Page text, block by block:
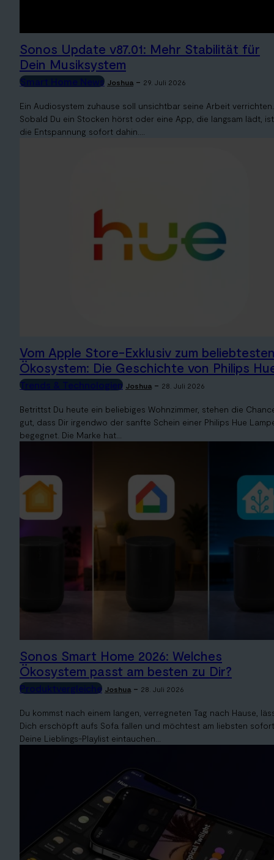
Sonos Update v87.01: Mehr Stabilität für
Dein Musiksystem
Smart Home News Joshua - 29. Juli 2026
Ein Audiosystem zuhause soll unsichtbar seine Arbeit verrichten.
Sobald Du ein Stocken hörst oder eine App, die langsam lädt, ist
die Entspannung sofort dahin....
Vom Apple Store-Exklusiv zum
Ökosystem: Die Geschichte von Philips
Trends & Technologien Joshua - 28. Juli 2026
Betrittst Du heute ein beliebiges Wohnzimmer, stehen die
gut, dass Dir irgendwo der sanfte Schein einer Philips Hue
begegnet. Die Marke hat...
Sonos Smart Home 2026: Welches
Ökosystem passt am besten zu Dir?
Produktvergleiche Joshua - 28. Juli 2026
Du kommst nach einem langen, verregneten Tag nach Hause,
Dich erschöpft aufs Sofa fallen und möchtest am liebsten
Deine Lieblings-Playlist eintauchen...